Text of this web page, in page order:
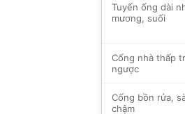
Tuyến ống dài
mương, suối
Cống nhà thấp
ngược
Cống bồn rửa,
chậm